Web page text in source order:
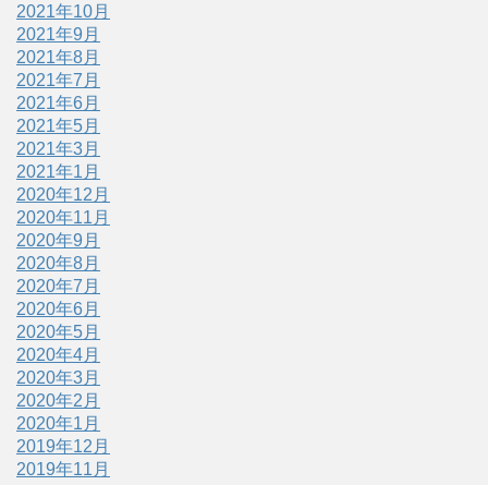
2021年10月
2021年9月
2021年8月
2021年7月
2021年6月
2021年5月
2021年3月
2021年1月
2020年12月
2020年11月
2020年9月
2020年8月
2020年7月
2020年6月
2020年5月
2020年4月
2020年3月
2020年2月
2020年1月
2019年12月
2019年11月